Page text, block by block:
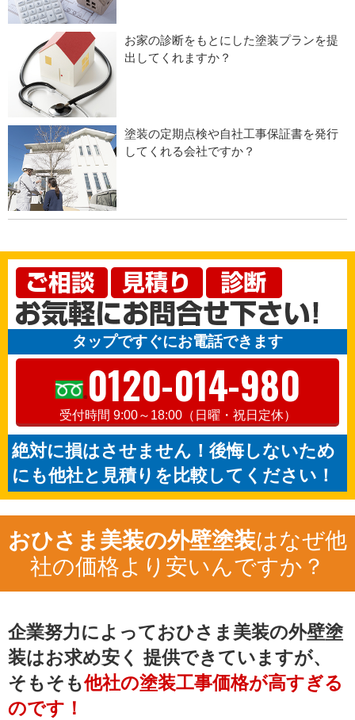
お家の診断をもとにした塗装プランを提
出してくれますか？
塗装の定期点検や自社工事保証書を発行
してくれる会社ですか？
タップですぐにお電話できます
0120-014-980
受付時間 9:00～18:00（日曜・祝日定休）
絶対に損はさせません！後悔しないため
にも他社と見積りを比較してください！
おひさま美装の外壁塗装はなぜ他
社の価格より安いんですか？
企業努力によっておひさま美装の外壁塗
装はお求め安く 提供できていますが、
そもそも他社の塗装工事価格が高すぎる
のです！